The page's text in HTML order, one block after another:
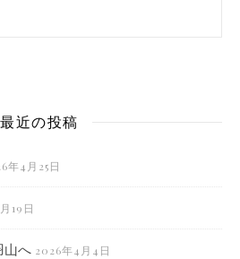
最近の投稿
年4月25日
19日
山へ 2026年4月4日